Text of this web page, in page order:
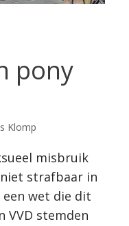
pony
Klomp
misbruik
strafbaar in
een wet die dit
VVD stemden